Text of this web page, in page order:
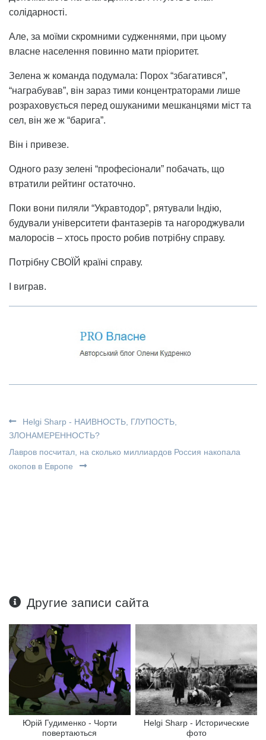
солідарності.
Але, за моїми скромними судженнями, при цьому
власне населення повинно мати пріоритет.
Зелена ж команда подумала: Порох “збагатився”,
“награбував”, він зараз тими концентраторами лише
розраховується перед ошуканими мешканцями міст та
сел, він же ж “барига”.
Він і привезе.
Одного разу зелені “професіонали” побачать, що
втратили рейтинг остаточно.
Поки вони пиляли “Укравтодор”, рятували Індію,
будували університети фантазерів та нагороджували
малоросів – хтось просто робив потрібну справу.
Потрібну СВОЇЙ країні справу.
І виграв.
Helgi Sharp - НАИВНОСТЬ, ГЛУПОСТЬ,
ЗЛОНАМЕРЕННОСТЬ?
Лавров посчитал, на сколько миллиардов Россия накопала
окопов в Европе
Другие записи сайта
Юрій Гудименко - Чорти
повертаються
Helgi Sharp - Исторические
фото